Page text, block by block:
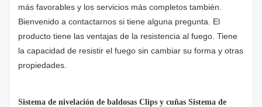
más favorables y los servicios más completos también.
Bienvenido a contactarnos si tiene alguna pregunta. El
producto tiene las ventajas de la resistencia al fuego. Tiene
la capacidad de resistir el fuego sin cambiar su forma y otras
propiedades.
Sistema de nivelación de baldosas Clips y cuñas Sistema de